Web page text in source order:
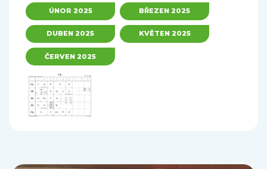
ÚNOR 2025 BŘEZEN 2025
DUBEN 2025 KVĚTEN 2025
ČERVEN 2025